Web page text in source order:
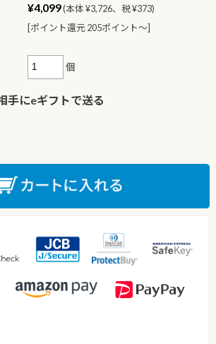
¥4,099(本体 ¥3,726、税 ¥373)
[ポイント還元 205ポイント〜]
個
手にeギフトで送る